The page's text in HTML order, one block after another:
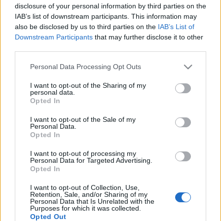
disclosure of your personal information by third parties on the
IAB’s list of downstream participants. This information may
also be disclosed by us to third parties on the IAB’s List of
Downstream Participants that may further disclose it to other
Please note that this website/app uses one or more Google
not limited to your visit or usage behaviour. You may click to
grant or deny consent to Google and its third-party tags to
use your data for below specified purposes in below Google
consent section.
Personal Data Processing Opt Outs
I want to opt-out of the Sharing of my
personal data.
Opted In
I want to opt-out of the Sale of my
Personal Data.
Opted In
I want to opt-out of processing my
Personal Data for Targeted Advertising.
Opted In
I want to opt-out of Collection, Use,
Retention, Sale, and/or Sharing of my
Personal Data that Is Unrelated with the
Purposes for which it was collected.
Opted Out
Helyi hírek
Amire többmillióan vártunk: szombattól
másodfokúra csökken a riasztás
Országos hírek
továbbképzésekkel erősít a Gál Ferenc
Egyetem
Országos hírek
HÍRDETÉS